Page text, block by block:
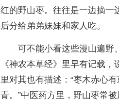
红的野山枣。往往是一边摘一
后分给弟弟妹妹和家人吃。
可不能小看这些漫山遍野
《神农本草经》里早有记载，
里对其也有描述：“枣木赤心
青。”中医药方里，野山枣常